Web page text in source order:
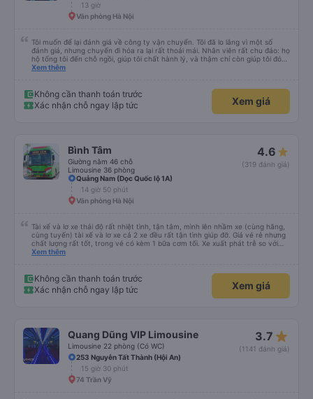
đông và tôi phải ngồi trên một chiếc ghế nhựa ở lối đi giữa, điều này không lý
tưởng. Nhìn chung: Mặc dù có một vài bất tiện nhỏ, tôi đã có trải nghiệm
tích cực với công ty này. Đây là dịch vụ xe buýt tốt nhất mà tôi từng sử
đáng kể và tôi sẽ giới thiệu dịch vụ này cho bất kỳ ai đi tuyến đường này.
13 giờ
Văn phòng Hà Nội
Tôi muốn để lại đánh giá về công ty vận chuyển. Tôi đã lo lắng vì một số
đánh giá, nhưng chuyến đi hóa ra lại rất thoải mái. Nhân viên rất chu đáo: họ
hộ tống tôi đến chỗ ngồi, giúp tôi chất hành lý, và thậm chí còn giúp tôi đóng
gói giày. Điểm trừ duy nhất là xe buýt đến sớm hơn một tiếng so với giờ khởi
chọn công ty này.
Xem thêm
Không cần thanh toán trước
Xác nhận chỗ ngay lập tức
Xem giá
Bình Tâm
Giường nằm 46 chỗ
Limousine 36 phòng
4.6
(319 đánh giá)
Quảng Nam (Dọc Quốc lộ 1A)
14 giờ 50 phút
Văn phòng Hà Nội
Tài xế và lơ xe thái độ rất nhiệt tình, tận tâm, mình lên nhầm xe (cùng hãng,
cùng tuyến) tài xế và lơ xe cả 2 xe đều rất tận tình giúp đỡ. Giá vé rẻ nhưng
chất lượng rất tốt, trong vé có kèm 1 bữa cơm tối. Xe xuất phát trễ so với
trên app 45p, nhưng do bão nên trời mưa rất to, có thể thông cảm được.
Xem thêm
Không cần thanh toán trước
Xác nhận chỗ ngay lập tức
Xem giá
Quang Dũng VIP Limousine
Limousine 22 phòng (Có WC)
3.7 star_rate
(1141 đánh giá)
253 Nguyễn Tất Thành (Hội An)
15 giờ 30 phút
74 Trần Vỹ